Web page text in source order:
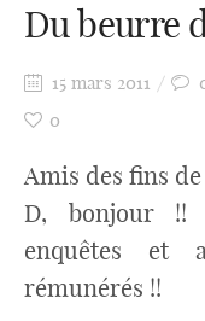
Du beurre
15 mars 2011
0
Amis des fins
D, bonjour !!
enquêtes et
rémunérés !!